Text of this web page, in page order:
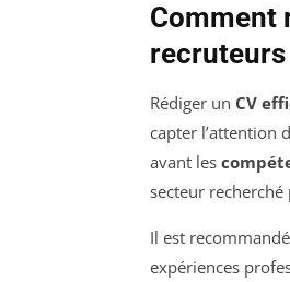
Comment
recruteurs
Rédiger un CV
capter l’attention
avant les
secteur recherché
Il est
expériences